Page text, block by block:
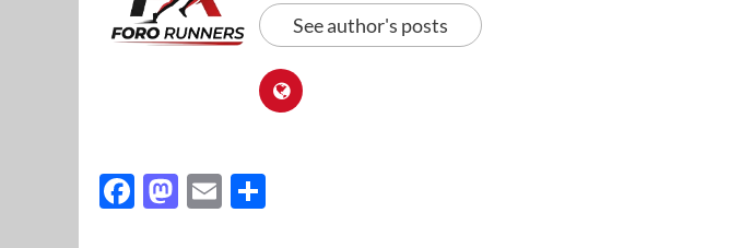
See author's posts
Facebook
Mastodon
Email